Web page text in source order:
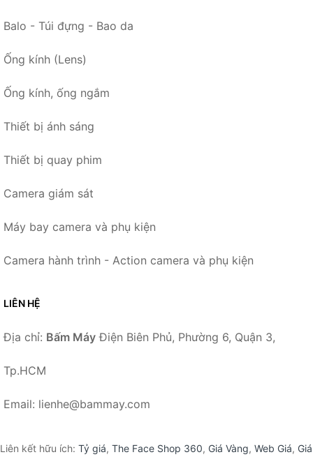
Balo - Túi đựng - Bao da
Ống kính (Lens)
Ống kính, ống ngắm
Thiết bị ánh sáng
Thiết bị quay phim
Camera giám sát
Máy bay camera và phụ kiện
Camera hành trình - Action camera và phụ kiện
LIÊN HỆ
Địa chỉ: Bấm Máy Điện Biên Phủ, Phường 6, Quận 3,
Tp.HCM
Email: lienhe@bammay.com
Liên kết hữu ích: Tỷ giá, The Face Shop 360, Giá Vàng, Web Giá, Giá